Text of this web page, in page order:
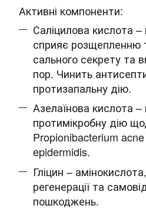
Активні компоненти:
Саліцилова кислота –
сприяє розщепленню
сального секрету та
пор. Чинить
протизапальну дію.
Азелаїнова кислота –
протимікробну дію
Propionibacterium
epidermidis.
Гліцин –
регенерації та
пошкоджень.